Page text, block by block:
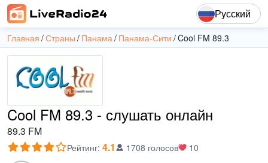
Русский
Главная Страны Панама Панама-Сити Cool FM 89.3
Cool FM 89.3 - слушать онлайн
89.3 FM
Рейтинг: 4.1 1708 голосов 10